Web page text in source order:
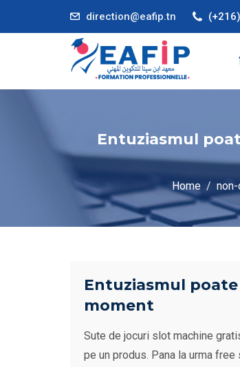
direction@eafip.tn
Entuziasmul
Home
Entuziasmul
moment
Sute de jocuri slot machine
pe un produs. Pana la urma